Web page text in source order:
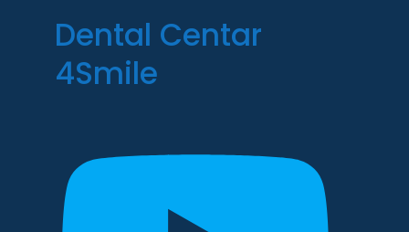
Dental Centar
4Smile